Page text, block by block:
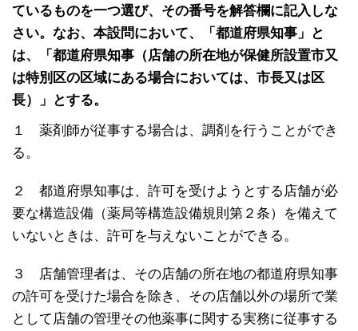
ているものを一つ選び、その番号を解答欄に記入しな
さい。なお、本設問において、「都道府県知事」と
は、「都道府県知事（店舗の所在地が保健所設置市又
は特別区の区域にある場合においては、市長又は区
長）」とする。
１ 薬剤師が従事する場合は、調剤を行うことができ
る。
２ 都道府県知事は、許可を受けようとする店舗が必
要な構造設備（薬局等構造設備規則第２条）を備えて
いないときは、許可を与えないことができる。
３ 店舗管理者は、その店舗の所在地の都道府県知事
の許可を受けた場合を除き、その店舗以外の場所で業
として店舗の管理その他薬事に関する実務に従事する